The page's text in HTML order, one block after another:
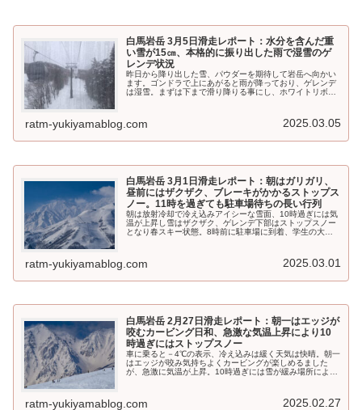
白馬岩岳 3月5日滑走レポート：水分を含んだ重
い雪が15㎝、本格的に振り出した雨で湿雪のゲ
レンデ状況
昨日から降り出した雪、パウダーを期待して岩岳へ向かい
ます。ゴンドラで上にあがると雨が降っており、ゲレンデ
は湿雪。まずは下まで滑り降りる事にし、ホワイトリボン
ratm-yukiyamablog.com 2025.03.05
白馬岩岳 3月1日滑走レポート：朝はガリガリ、
昼前にはザクザク、ブレーキがかかるストップス
ノー。11時を過ぎても駐車場待ちの長い行列
朝は放射冷却で冷え込みアイシーな雪面、10時過ぎには気
温が上昇し雪はザクザク、ゲレンデ下部はストップスノー
となり春スキー状態。8時前に駐車場に到着、学生の大会
ratm-yukiyamablog.com 2025.03.01
白馬岩岳 2月27日滑走レポート：朝一はエッジが
咬むカービング日和、急激な気温上昇により10
時過ぎにはストップスノー
車に乗ると－4℃の表示、冷え込みは緩く天気は快晴。朝一
はエッジが咬み気持ちよくカービングが楽しめるました
が、急激に気温が上昇。10時過ぎには雪が緩み場所によっ
ratm-yukiyamablog.com 2025.02.27